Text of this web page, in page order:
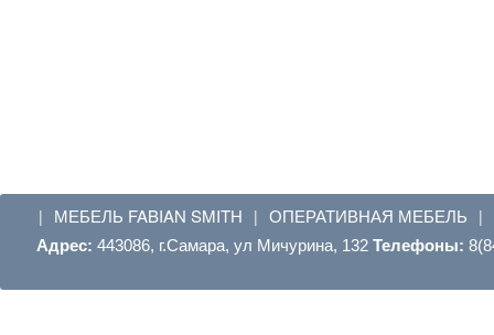
| МЕБЕЛЬ FABIAN SMITH | ОПЕРАТИВНАЯ МЕБЕЛЬ |
Адрес: 443086, г.Самара, ул Мичурина, 132 Телефоны: